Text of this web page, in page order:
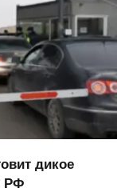
дикое
РФ